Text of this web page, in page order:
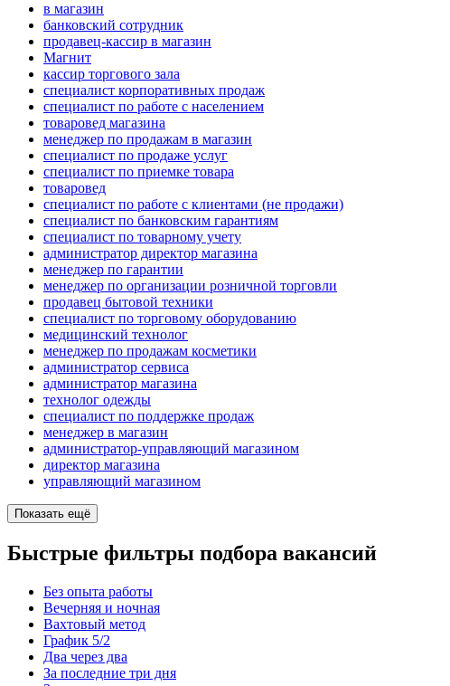
в магазин
банковский сотрудник
продавец-кассир в магазин
Магнит
кассир торгового зала
специалист корпоративных продаж
специалист по работе с населением
товаровед магазина
менеджер по продажам в магазин
специалист по продаже услуг
специалист по приемке товара
товаровед
специалист по работе с клиентами (не продажи)
специалист по банковским гарантиям
специалист по товарному учету
администратор директор магазина
менеджер по гарантии
менеджер по организации розничной торговли
продавец бытовой техники
специалист по торговому оборудованию
медицинский технолог
менеджер по продажам косметики
администратор сервиса
администратор магазина
технолог одежды
специалист по поддержке продаж
менеджер в магазин
администратор-управляющий магазином
директор магазина
управляющий магазином
Показать ещё
Быстрые фильтры подбора вакансий
Без опыта работы
Вечерняя и ночная
Вахтовый метод
График 5/2
Два через два
За последние три дня